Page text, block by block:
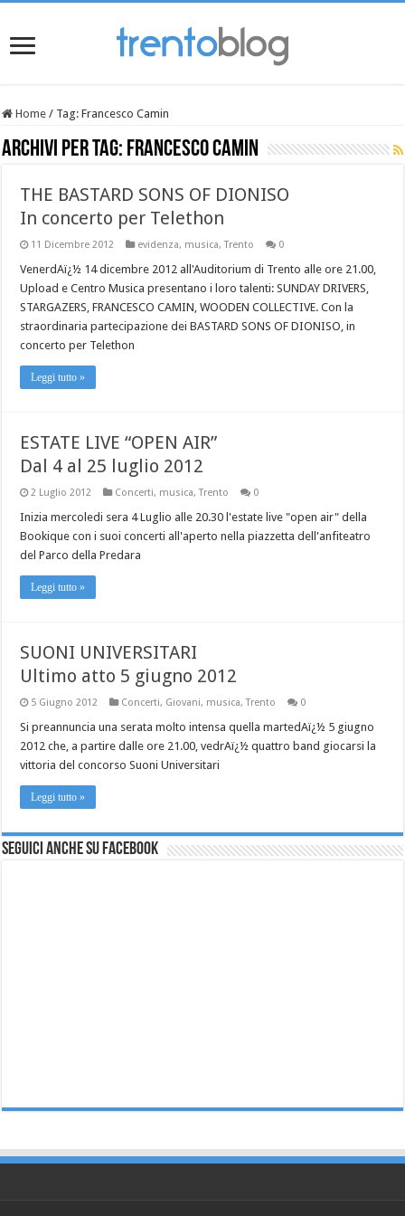
Home / Tag:Francesco Camin
Archivi per tag: Francesco Camin
THE BASTARD SONS OF DIONISO
In concerto per Telethon
11 Dicembre 2012 evidenza, musica,Trento 0
VenerdAï¿½ 14 dicembre 2012 all'Auditorium di Trento alle ore 21.00,
Upload e Centro Musica presentano i loro talenti: SUNDAY DRIVERS,
STARGAZERS, FRANCESCO CAMIN, WOODEN COLLECTIVE. Con la
straordinaria partecipazione dei BASTARD SONS OF DIONISO, in
concerto per Telethon
Leggi tutto »
ESTATE LIVE “OPEN AIR”
Dal 4 al 25 luglio 2012
2 Luglio 2012 Concerti, musica,Trento 0
Inizia mercoledi sera 4 Luglio alle 20.30 l'estate live "open air" della
Bookique con i suoi concerti all'aperto nella piazzetta dell'anfiteatro
del Parco della Predara
Leggi tutto »
SUONI UNIVERSITARI
Ultimo atto 5 giugno 2012
5 Giugno 2012 Concerti, Giovani, musica,Trento 0
Si preannuncia una serata molto intensa quella martedAï¿½ 5 giugno
2012 che, a partire dalle ore 21.00, vedrAï¿½ quattro band giocarsi la
vittoria del concorso Suoni Universitari
Leggi tutto »
Seguici anche su Facebook